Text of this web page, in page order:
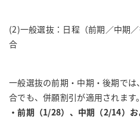
(2)一般選抜：日程（前期／中期
合
一般選抜の前期・中期・後期で
合でも、併願割引が適用されます。
・前期（1/28）、中期（2/14）